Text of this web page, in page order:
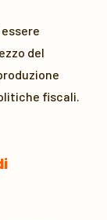
del
fiscali.